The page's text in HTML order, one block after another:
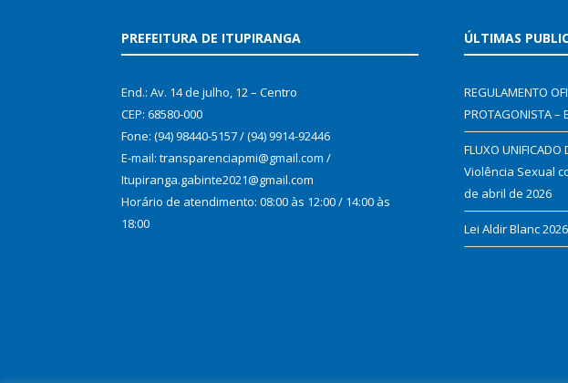
PREFEITURA DE ITUPIRANGA
End.: Av. 14 de julho, 12 – Centro
CEP: 68580-000
Fone: (94) 98440-5157 / (94) 9914-92446
E-mail: transparenciapmi@gmail.com /
Itupiranga.gabinte2021@gmail.com
Horário de atendimento: 08:00 às 12:00 / 14:00 às
18:00
ÚLTIMAS
REGULAMENTO
PROTAGONISTA –
FLUXO
Violência Sexual
de abril de 2026
Lei Aldir Blanc 2026